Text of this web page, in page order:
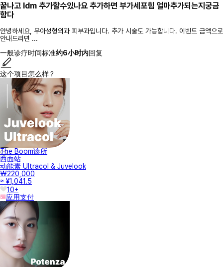
꿑나고 ldm 추가할수있나요 추가하면 부가세포힘 얼마추가되는지궁금
함다
안녕하세요, 우아성형외과 피부과입니다. 추가 시술도 가능합니다. 이벤트 금액으로
안내드리면 ...
一般诊疗时间标准约6小时内回复
这个项目怎么样？
The Boom诊所
西面站
动能素 Ultracol & Juvelook
₩220,000
≈ ¥1,041.5
10+
应用支付